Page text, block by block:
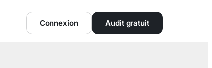
Connexion Audit gratuit